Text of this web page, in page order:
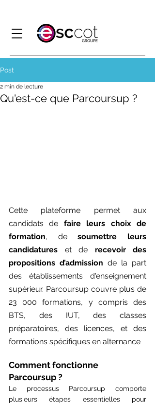
Post
Qu'est-ce que Parcoursup ?
2 min de lecture
Cette plateforme permet aux
candidats de faire leurs choix de
formation, de soumettre leurs
candidatures et de recevoir des
propositions d’admission de la part
des établissements d'enseignement
supérieur. Parcoursup couvre plus de
23 000 formations, y compris des
BTS, des IUT, des classes
préparatoires, des licences, et des
formations spécifiques en alternance​
Comment fonctionne
Parcoursup ?
Le processus Parcoursup comporte
plusieurs étapes essentielles pour